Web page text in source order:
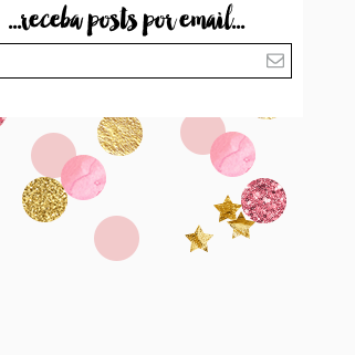
...receba posts por email...